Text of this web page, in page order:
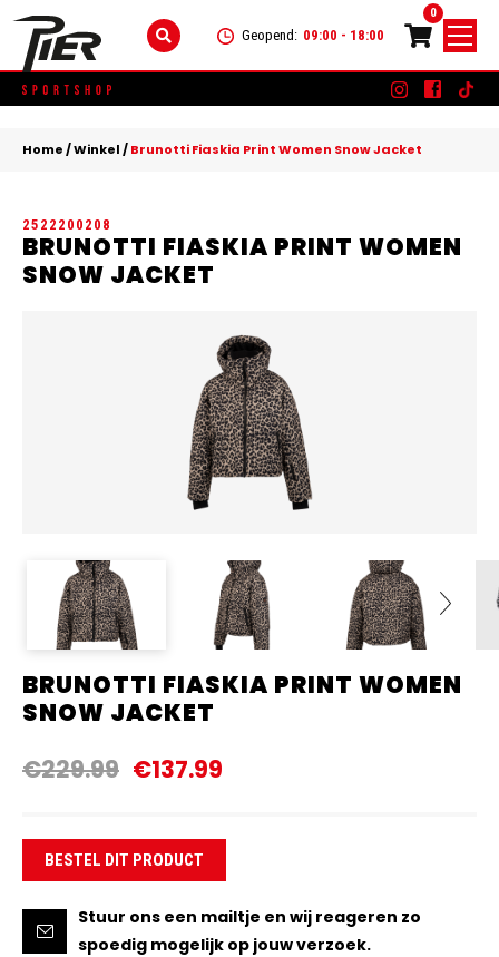
Geopend: 09:00 - 18:00
0
Skip
to
SCHOENEN
ACCESSOIRES
KLEDING
SCHOENEN
KINDEREN
KLEDING
+
Home/Winkel/Brunotti Fiaskia Print Women Snow Jacket
2522200208
BRUNOTTI FIASKIA PRINT WOMEN
SNOW JACKET
Next
BRUNOTTI FIASKIA PRINT WOMEN
SNOW JACKET
€229.99 €137.99
BESTEL DIT PRODUCT
Stuur ons een mailtje en wij reageren zo
spoedig mogelijk op jouw verzoek.